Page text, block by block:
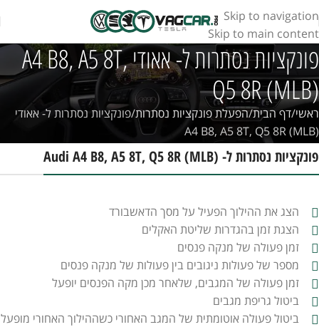
Skip to navigation
Skip to main content
פונקציות נסתרות ל- אאודי A4 B8, A5 8T,
Q5 8R (MLB)
ראשי דף הבית הפעלת פונקציות נסתרות פונקציות נסתרות ל- אאודי
A4 B8, A5 8T, Q5 8R (MLB)
פונקציות נסתרות ל- Audi A4 B8, A5 8T, Q5 8R (MLB)
הצג את ההילוך הפעיל על מסך הדאשבורד
הצגת זמן בהגדרות שליטת האקלים
זמן פעולה של מנקה פנסים
מספר של פעולות ניגובים בין פעולות של מנקה פנסים
זמן פעולה של המגבים, שלאחר מכן מקה הפנסים יופעל
ביטול גריפת מגבים
ביטול פעולה אוטומתית של המגב האחורי כשההילוך האחורי מופעל